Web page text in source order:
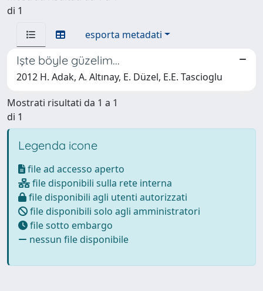
di 1
esporta metadati
Işte böyle güzelim...
2012 H. Adak, A. Altınay, E. Düzel, E.E. Tascioglu
Mostrati risultati da 1 a 1
di 1
Legenda icone
file ad accesso aperto
file disponibili sulla rete interna
file disponibili agli utenti autorizzati
file disponibili solo agli amministratori
file sotto embargo
nessun file disponibile